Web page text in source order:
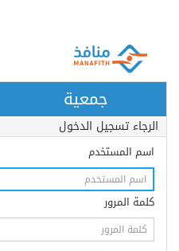
جمعية
الرجاء تسجيل الدخول
اسم المستخدم
كلمة المرور